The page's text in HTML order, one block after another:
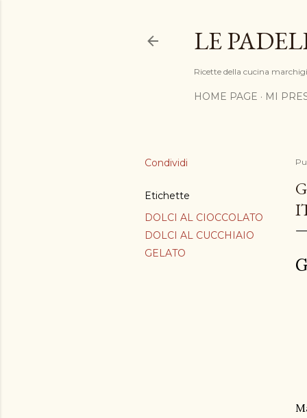
LE
Ricette della cucina
HOME PAGE MI
Condividi
Etichette
DOLCI AL CIOCCOLATO
DOLCI AL CUCCHIAIO
GELATO